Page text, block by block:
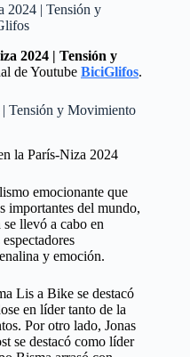
2024 | Tensión y
2024 | Tensión y
de Youtube BiciGlifos.
Tensión y Movimiento
la París-Niza 2024
emocionante que
importantes del mundo,
llevó a cabo en
y emoción.
Lis a Bike se destacó
en líder tanto de la
Por otro lado, Jonas
se destacó como líder